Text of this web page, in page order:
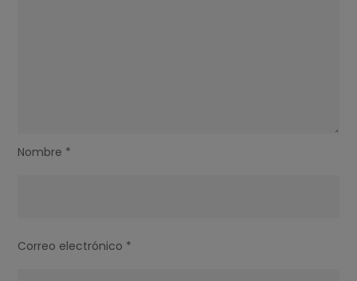
Nombre *
Correo electrónico *